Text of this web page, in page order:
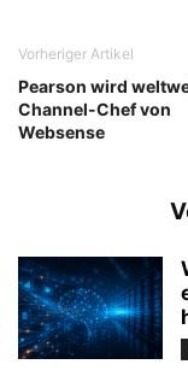
Vorheriger Artikel
Pearson wird
Channel-Chef von
Websense